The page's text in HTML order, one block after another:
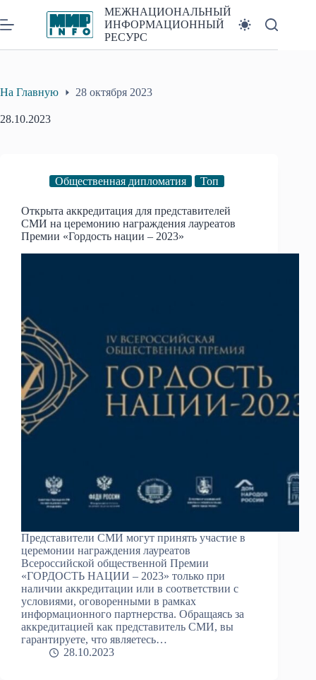
к
сути
МЕЖНАЦИОНАЛЬНЫЙ
ИНФОРМАЦИОННЫЙ
РЕСУРС
На Главную 28 октября 2023
28.10.2023
Общественная дипломатия Топ
Открыта аккредитация для представителей
СМИ на церемонию награждения лауреатов
Премии «Гордость нации – 2023»
Представители СМИ могут принять участие в
церемонии награждения лауреатов
Всероссийской общественной Премии
«ГОРДОСТЬ НАЦИИ – 2023» только при
наличии аккредитации или в соответствии с
условиями, оговоренными в рамках
информационного партнерства. Обращаясь за
аккредитацией как представитель СМИ, вы
гарантируете, что являетесь…
28.10.2023